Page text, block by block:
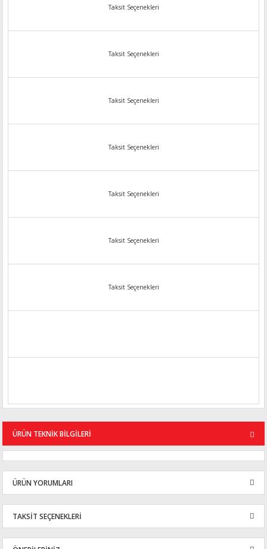
Taksit Seçenekleri
Taksit Seçenekleri
Taksit Seçenekleri
Taksit Seçenekleri
Taksit Seçenekleri
Taksit Seçenekleri
Taksit Seçenekleri
ÜRÜN TEKNİK BİLGİLERİ
ÜRÜN YORUMLARI
Bu ürüne ilk yorumu siz yapın!
TAKSİT SEÇENEKLERİ